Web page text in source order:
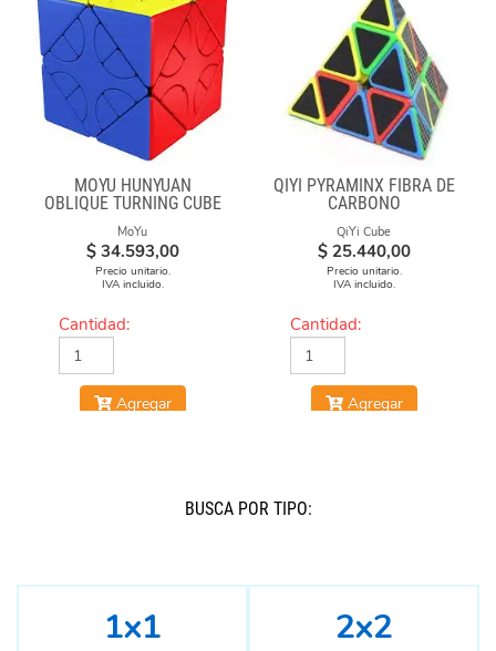
MOYU HUNYUAN
OBLIQUE TURNING CUBE
2 MIUP SKEWB
MoYu
$ 34.593,00
Precio unitario.
IVA incluido.
Cantidad:
Agregar
QIYI PYRAMINX FIBRA DE
CARBONO
QiYi Cube
$ 25.440,00
Precio unitario.
IVA incluido.
Cantidad:
Agregar
BUSCÁ POR TIPO:
1x1 2x2